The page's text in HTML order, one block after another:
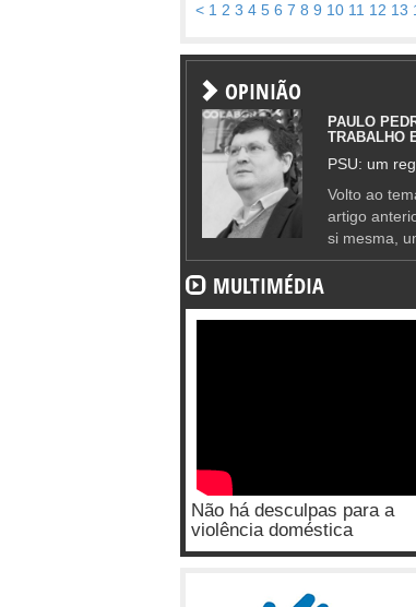
< 1 2 3 4 5 6 7 8 9 10 11 12 13
OPINIÃO
PAULO
TRABALHO
PSU: um
Volto ao
artigo
si mesma,
MULTIMÉDIA
Não há desculpas para a
violência doméstica